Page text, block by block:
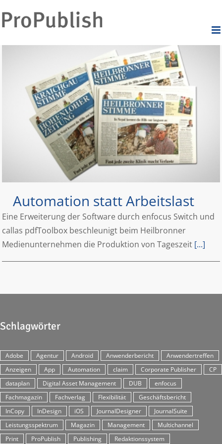
Inhalt
Automation statt Arbeitslast
Eine Erweiterung der Software durch enfocus Switch und
callas pdfToolbox beschleunigt beim Heilbronner
Medienunternehmen die Produktion von Tageszeit [...]
Schlagwörter
Adobe Agentur Android Anwenderbericht
Anwendertreffen
Anzeigen
App Automation claim Corporate Publisher
CP
dataplan
Digital Asset Management DUB
enfocus
Fachmagazin
Fachverlag Flexibilität
Geschäftsbericht
InCopy
InDesign iOS JournalDesigner
JournalSuite
Leistungsspektrum
Magazin Management
Multichannel
Print
ProPublish Publishing Redaktionssystem
Durch die weitere Nutzung der Seite stimmst du der Verwendung